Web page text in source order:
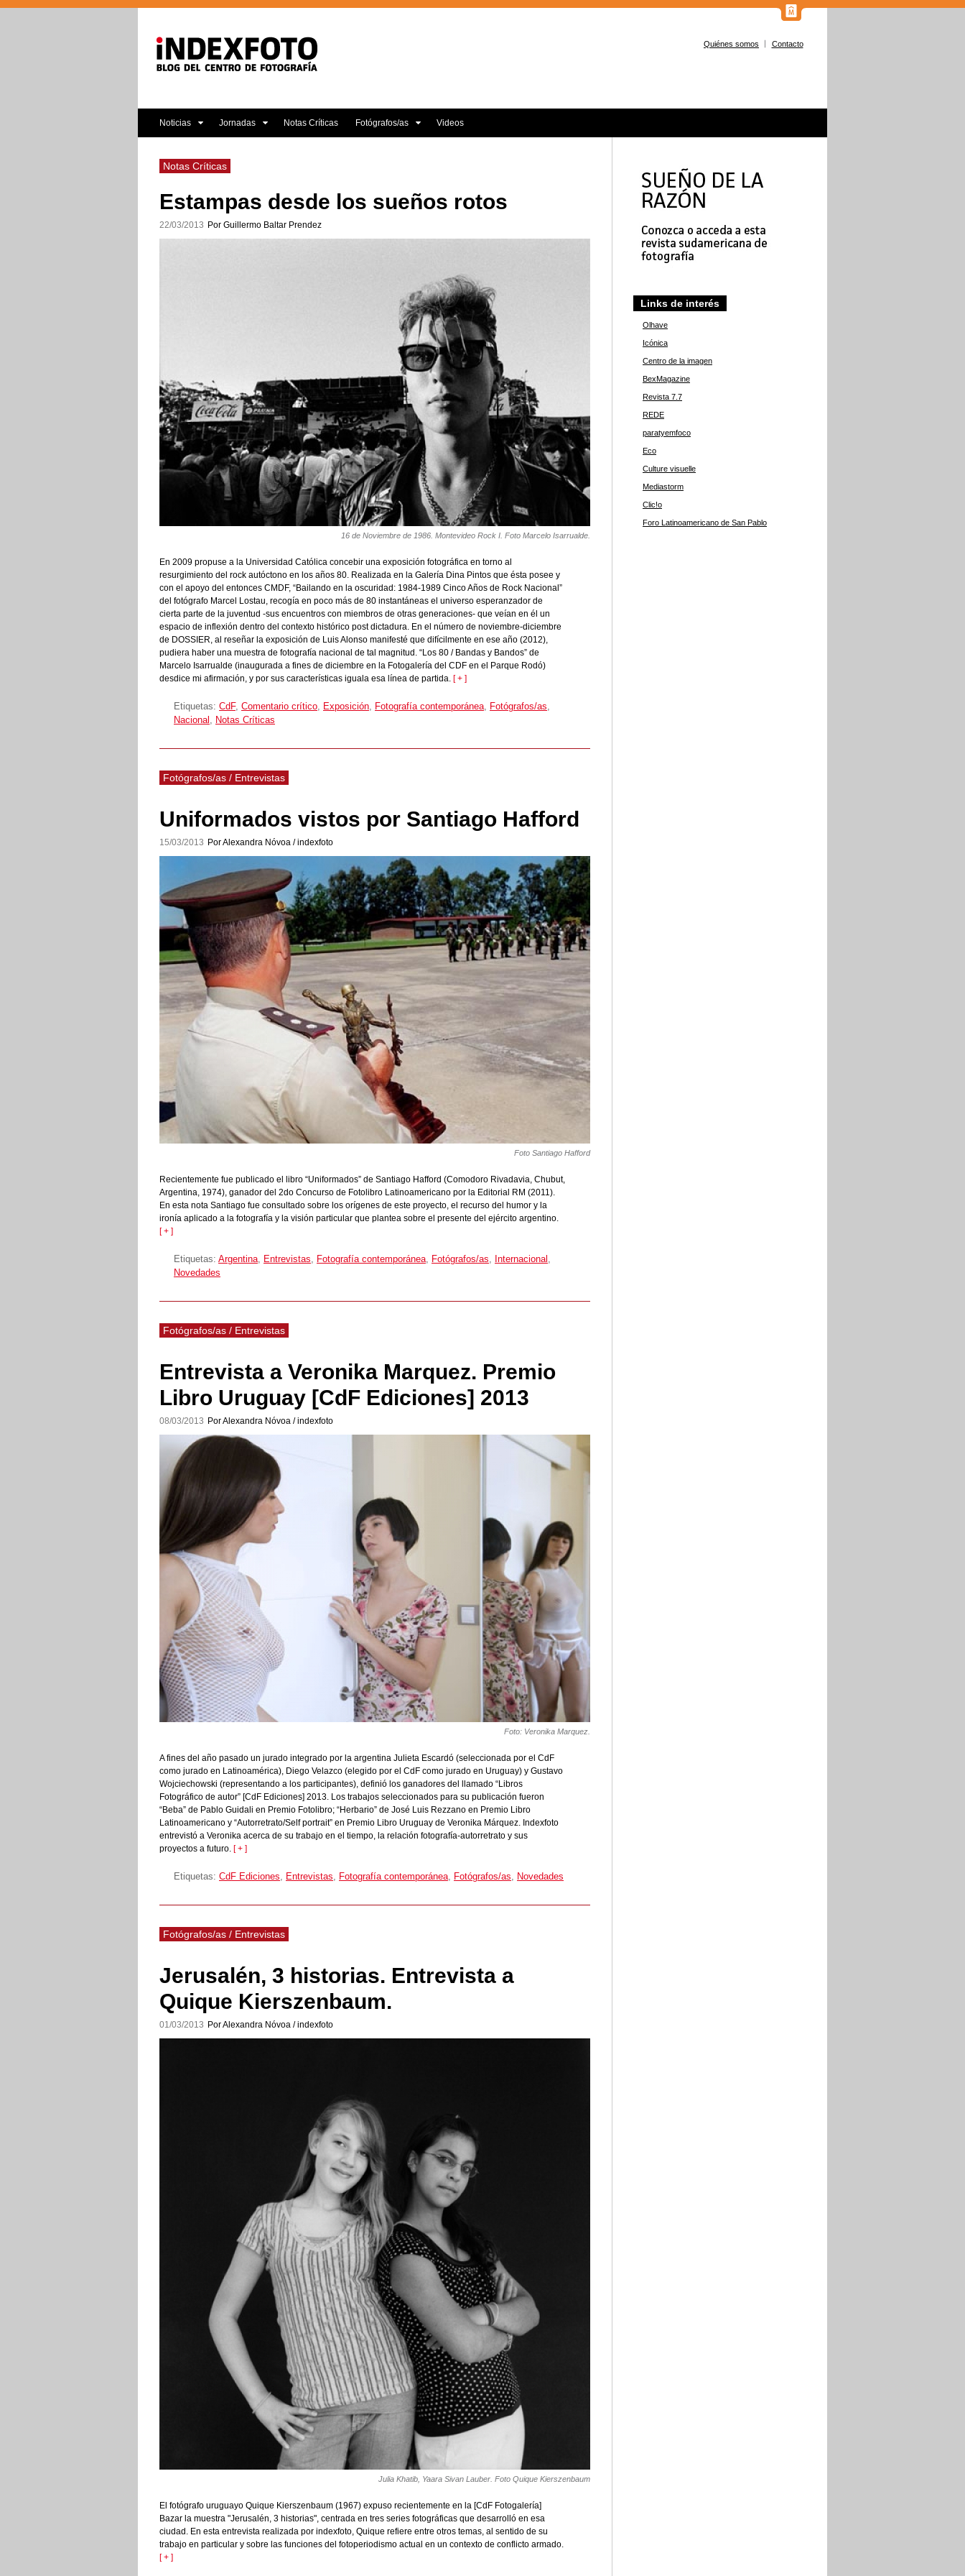
Quiénes somos Contacto
Noticias Jornadas Notas Críticas Fotógrafos/as Videos
Notas Críticas
Estampas desde los sueños rotos
22/03/2013 Por Guillermo Baltar Prendez
16 de Noviembre de 1986. Montevideo Rock I. Foto Marcelo Isarrualde.
En 2009 propuse a la Universidad Católica concebir una exposición fotográfica en torno al
resurgimiento del rock autóctono en los años 80. Realizada en la Galería Dina Pintos que ésta posee y
con el apoyo del entonces CMDF, “Bailando en la oscuridad: 1984-1989 Cinco Años de Rock Nacional”
del fotógrafo Marcel Lostau, recogía en poco más de 80 instantáneas el universo esperanzador de
cierta parte de la juventud -sus encuentros con miembros de otras generaciones- que veían en él un
espacio de inflexión dentro del contexto histórico post dictadura. En el número de noviembre-diciembre
de DOSSIER, al reseñar la exposición de Luis Alonso manifesté que difícilmente en ese año (2012),
pudiera haber una muestra de fotografía nacional de tal magnitud. “Los 80 / Bandas y Bandos” de
Marcelo Isarrualde (inaugurada a fines de diciembre en la Fotogalería del CDF en el Parque Rodó)
desdice mi afirmación, y por sus características iguala esa línea de partida. [ + ]
Etiquetas: CdF, Comentario crítico, Exposición, Fotografía contemporánea, Fotógrafos/as,
Nacional , Notas Críticas
Fotógrafos/as / Entrevistas
Uniformados vistos por Santiago Hafford
15/03/2013 Por Alexandra Nóvoa / indexfoto
Foto Santiago Hafford
Recientemente fue publicado el libro “Uniformados” de Santiago Hafford (Comodoro Rivadavia, Chubut,
Argentina, 1974), ganador del 2do Concurso de Fotolibro Latinoamericano por la Editorial RM (2011).
En esta nota Santiago fue consultado sobre los orígenes de este proyecto, el recurso del humor y la
ironía aplicado a la fotografía y la visión particular que plantea sobre el presente del ejército argentino.
[ + ]
Etiquetas: Argentina, Entrevistas, Fotografía contemporánea, Fotógrafos/as, Internacional ,
Novedades
Fotógrafos/as / Entrevistas
Entrevista a Veronika Marquez. Premio
Libro Uruguay [CdF Ediciones] 2013
08/03/2013 Por Alexandra Nóvoa / indexfoto
Foto: Veronika Marquez.
A fines del año pasado un jurado integrado por la argentina Julieta Escardó (seleccionada por el CdF
como jurado en Latinoamérica), Diego Velazco (elegido por el CdF como jurado en Uruguay) y Gustavo
Wojciechowski (representando a los participantes), definió los ganadores del llamado “Libros
Fotográfico de autor” [CdF Ediciones] 2013. Los trabajos seleccionados para su publicación fueron
“Beba” de Pablo Guidali en Premio Fotolibro; “Herbario” de José Luis Rezzano en Premio Libro
Latinoamericano y “Autorretrato/Self portrait” en Premio Libro Uruguay de Veronika Márquez. Indexfoto
entrevistó a Veronika acerca de su trabajo en el tiempo, la relación fotografía-autorretrato y sus
proyectos a futuro. [ + ]
Etiquetas: CdF Ediciones, Entrevistas, Fotografía contemporánea, Fotógrafos/as, Novedades
Fotógrafos/as / Entrevistas
Jerusalén, 3 historias. Entrevista a
Quique Kierszenbaum.
01/03/2013 Por Alexandra Nóvoa / indexfoto
Julia Khatib, Yaara Sivan Lauber. Foto Quique Kierszenbaum
El fotógrafo uruguayo Quique Kierszenbaum (1967) expuso recientemente en la [CdF Fotogalería]
Bazar la muestra "Jerusalén, 3 historias", centrada en tres series fotográficas que desarrolló en esa
ciudad. En esta entrevista realizada por indexfoto, Quique refiere entre otros temas, al sentido de su
trabajo en particular y sobre las funciones del fotoperiodismo actual en un contexto de conflicto armado.
[ + ]
Links de interés
Olhave
Icónica
Centro de la imagen
BexMagazine
Revista 7.7
REDE
paratyemfoco
Eco
Culture visuelle
Mediastorm
Clic!o
Foro Latinoamericano de San Pablo